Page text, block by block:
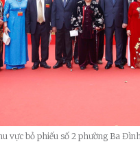
vực bỏ phiếu số 2 phường Ba